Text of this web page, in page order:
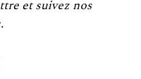
et suivez nos